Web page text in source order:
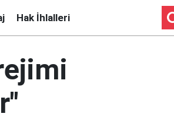
Hak İhlalleri